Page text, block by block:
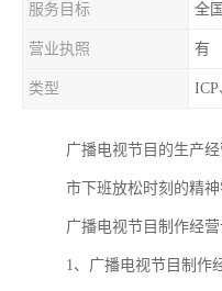
服务目标 全国
营业执照 有
类型
广播电视节目的生产
市下班放松时刻的精
广播电视节目制作经
1、广播电视节目制作